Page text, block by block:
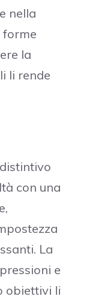
nella
forme
la
li rende
con una
La
e
obiettivi li